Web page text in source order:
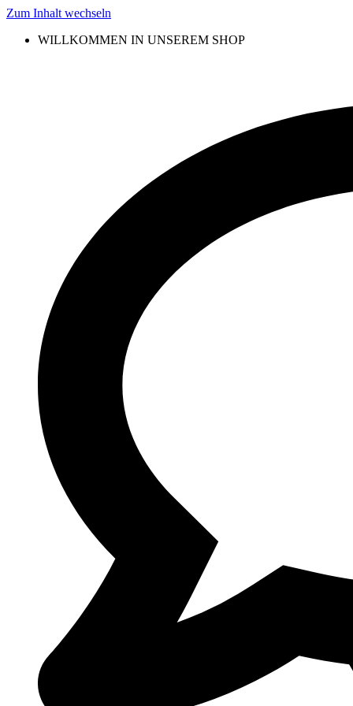
Zum Inhalt wechseln
WILLKOMMEN IN UNSEREM SHOP